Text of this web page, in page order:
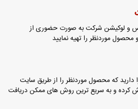
و لوکیشن شرکت به صورت حضوری از
محصول موردنظر را تهیه نمایید
دارید که محصول موردنظر را از طریق سایت
کرده و به سریع ترین روش های ممکن دریافت